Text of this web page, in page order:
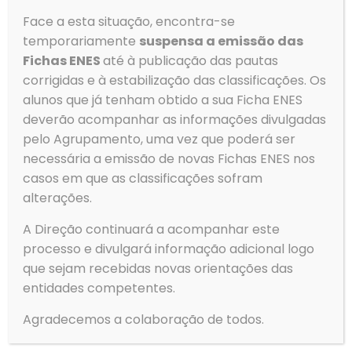
Gerir o Consentimento de
Cookies
Para fornecer as melhores experiências, usamos tecnologias
dispositivo. Consentir com essas tecnologias nos permitirá
geral@aeovar.pt
Menu
→
Agrupamento
→
Alunos
→
Serviços
→
Clubes e Projetos
Contactos
→
Política de Privacidade
→
Livro de Reclamações
Tempo
Face a esta situação, encontra-se
temporariamente suspensa a emissão das
Fichas ENESaté à publicação das pautas
corrigidas e à estabilização das classificações. Os
alunos que já tenham obtido a sua Ficha ENES
deverão acompanhar as informações divulgadas
pelo Agrupamento, uma vez que poderá ser
necessária a emissão de novas Fichas ENES nos
casos em que as classificações sofram
alterações.
A Direção continuará a acompanhar este
processo e divulgará informação adicional logo
que sejam recebidas novas orientações das
entidades competentes.
Agradecemos a colaboração de todos.